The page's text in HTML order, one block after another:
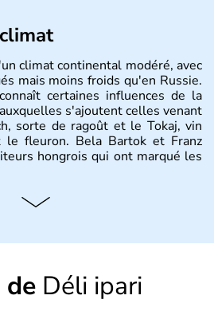
climat continental modéré, avec
mais moins froids qu'en Russie.
certaines influences de la
s'ajoutent celles venant
sorte de ragoût et le Tokaj, vin
le fleuron. Bela Bartok et Franz
hongrois qui ont marqué les
est aussi appelée « pays magyar
bien-sûr le hongrois et la
capitale s'appelle Budapest.
s'est pendant longtemps
Déli ipari